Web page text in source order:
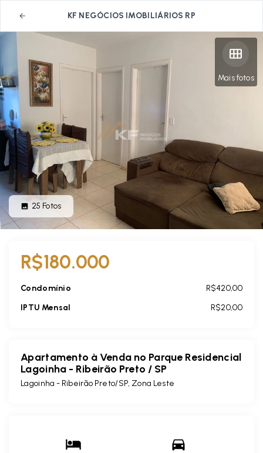
KF NEGÓCIOS IMOBILIÁRIOS RP
Mais fotos
25 Fotos
R$180.000
Condomínio
R$420,00
IPTU Mensal
R$20,00
Apartamento à Venda no Parque Residencial
Lagoinha - Ribeirão Preto / SP
Lagoinha - Ribeirão Preto/SP, Zona Leste